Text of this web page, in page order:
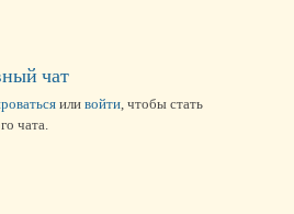
чат
или войти, чтобы стать
чата.